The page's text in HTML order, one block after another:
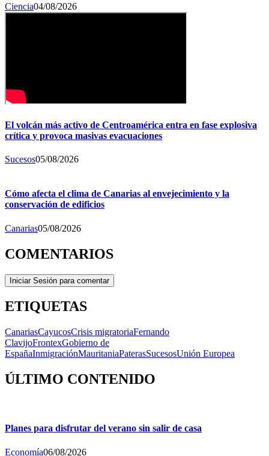
Ciencia04/08/2026
El volcán más activo de Centroamérica entra en fase explosiva
crítica y provoca masivas evacuaciones
Sucesos05/08/2026
Cómo afecta el clima de Canarias al envejecimiento y la
conservación de edificios
Canarias05/08/2026
COMENTARIOS
Iniciar Sesión para comentar
ETIQUETAS
CanariasCayucosCrisis migratoriaFernando
ClavijoFrontexGobierno de
EspañaInmigraciónMauritaniaPaterasSucesosUnión Europea
ÚLTIMO CONTENIDO
Planes para disfrutar del verano sin salir de casa
Economía06/08/2026